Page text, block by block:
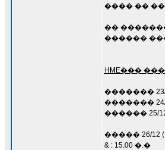
���� ��
��
������
HME���
�������
�������
������ 25/
����� 26/
& : 15.00 �.�